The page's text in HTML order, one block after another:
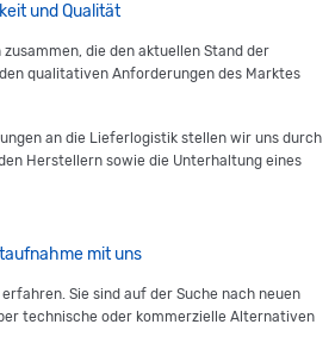
und Qualität
die den aktuellen Stand der
qualitativen Anforderungen des Marktes
an die Lieferlogistik stellen wir uns durch
Herstellern sowie die Unterhaltung eines
mit uns
Sie sind auf der Suche nach neuen
technische oder kommerzielle Alternativen